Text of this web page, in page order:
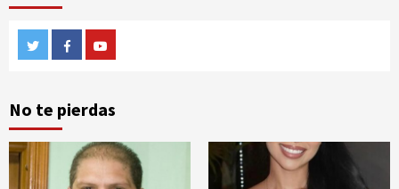
TwitterFacebook
No te pierdas